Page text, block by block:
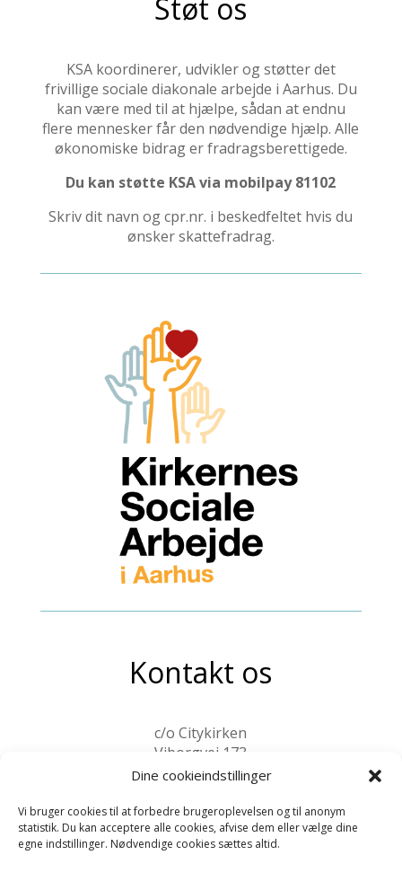
Dine cookieindstillinger
Vi bruger cookies til at forbedre brugeroplevelsen og til anonym
statistik. Du kan acceptere alle cookies, afvise dem eller vælge dine
egne indstillinger. Nødvendige cookies sættes altid.
Støt os
KSA koordinerer, udvikler og støtter det
frivillige sociale diakonale arbejde i Aarhus. Du
kan være med til at hjælpe, sådan at endnu
flere mennesker får den nødvendige hjælp. Alle
økonomiske bidrag er fradragsberettigede.
Du kan støtte KSA via mobilpay 81102
Skriv dit navn og cpr.nr. i beskedfeltet hvis du
ønsker skattefradrag.
Kontakt os
c/o Citykirken
Viborgvej 173
8210 Aarhus V
kontakt@ksa-aarhus.dk
Tlf:2096 9915